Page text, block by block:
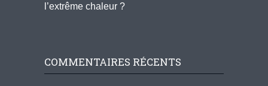
l’extrême chaleur ?
COMMENTAIRES RÉCENTS